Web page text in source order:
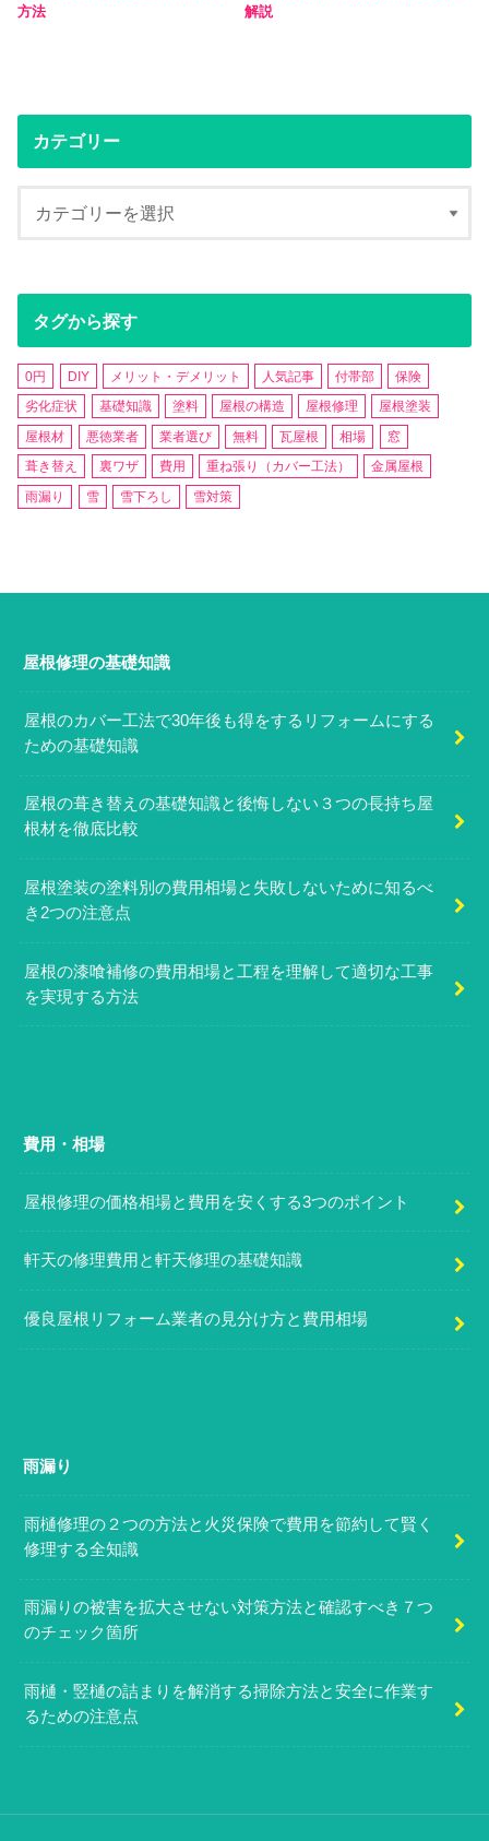
方法
解説
カテゴリー
タグから探す
0円 DIY メリット・デメリット 人気記事 付帯部
保険
劣化症状
基礎知識 塗料 屋根の構造 屋根修理
屋根塗装
屋根材
悪徳業者 業者選び 無料 瓦屋根 相場
窓
葺き替え
裏ワザ 費用 重ね張り（カバー工法）
金属屋根
雨漏り
雪 雪下ろし 雪対策
屋根修理の基礎知識
屋根のカバー工法で30年後も得をするリフォームにする
ための基礎知識
屋根の葺き替えの基礎知識と後悔しない３つの長持ち屋
根材を徹底比較
屋根塗装の塗料別の費用相場と失敗しないために知るべ
き2つの注意点
屋根の漆喰補修の費用相場と工程を理解して適切な工事
を実現する方法
費用・相場
屋根修理の価格相場と費用を安くする3つのポイント
軒天の修理費用と軒天修理の基礎知識
優良屋根リフォーム業者の見分け方と費用相場
雨漏り
雨樋修理の２つの方法と火災保険で費用を節約して賢く
修理する全知識
雨漏りの被害を拡大させない対策方法と確認すべき７つ
のチェック箇所
雨樋・竪樋の詰まりを解消する掃除方法と安全に作業す
るための注意点